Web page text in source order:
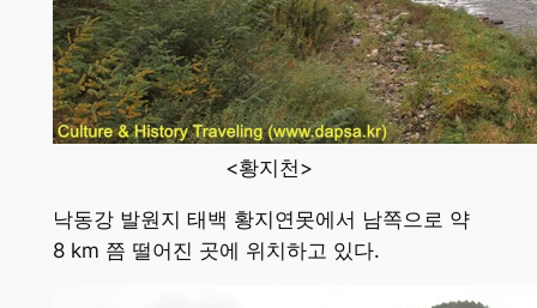
<황지천>
낙동강 발원지 태백 황지연못에서 남쪽으로 약
8 km 쯤 떨어진 곳에 위치하고 있다.